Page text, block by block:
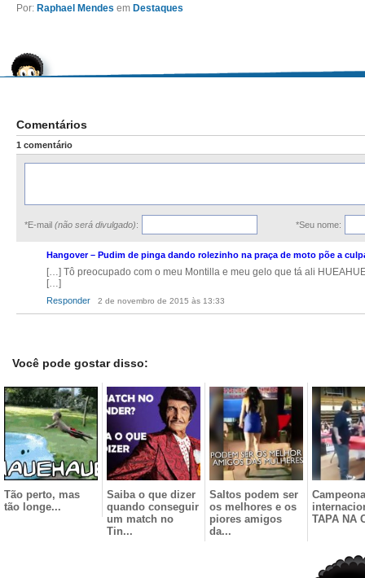
Por: Raphael Mendes em Destaques
Comentários
1 comentário
*E-mail (não será divulgado): *Seu nome:
Hangover – Pudim de pinga dando rolezinho na praça de moto põe a
2 de novembro de 2015 às 13:33
[…] Tô preocupado com o meu Montilla e meu gelo que tá ali
[…]
Responder
Você pode gostar disso:
Tão perto, mas
tão longe...
Saiba o que dizer
quando conseguir
um match no
Tin...
Saltos podem ser
os melhores e os
piores amigos
da...
TAPA NA